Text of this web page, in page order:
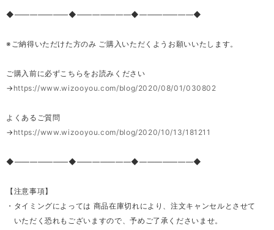
◆―――――――◆―――――――◆―――――――◆
※ご納得いただけた方のみ ご購入いただくようお願いいたします。
ご購入前に必ずこちらをお読みください
→ https://www.wizooyou.com/blog/2020/08/01/030802
よくあるご質問
→ https://www.wizooyou.com/blog/2020/10/13/181211
◆―――――――◆―――――――◆―――――――◆
【注意事項】
・タイミングによっては 商品在庫切れにより、注文キャンセルとさせて
いただく恐れもございますので、予めご了承くださいませ。